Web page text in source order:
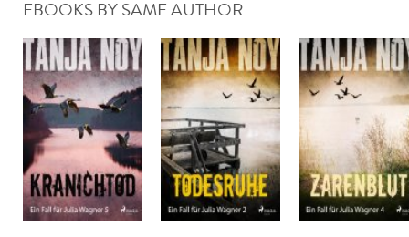
EBOOKS BY SAME AUTHOR